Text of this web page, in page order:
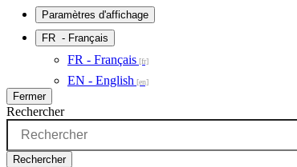
Paramètres d'affichage
FR - Français
FR - Français
EN - English
Fermer
Rechercher
Rechercher